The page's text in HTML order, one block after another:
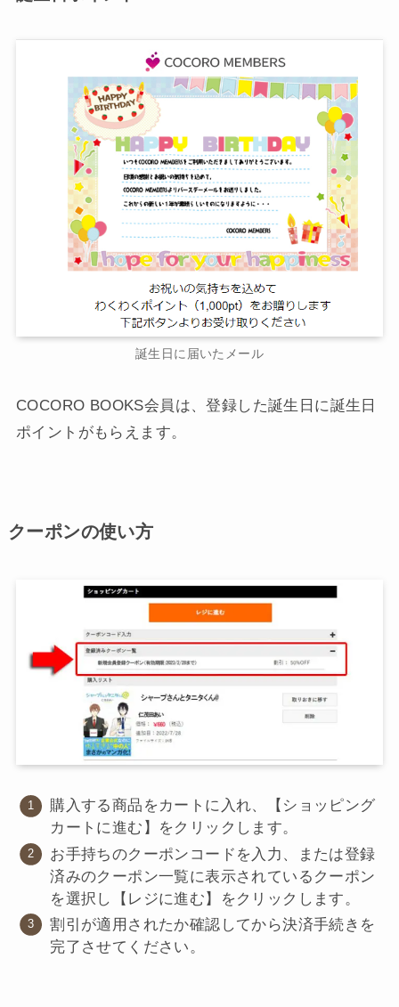
誕生日に届いたメール
COCORO BOOKS会員は、登録した誕生日に誕生日
ポイントがもらえます。
クーポンの使い方
購入する商品をカートに入れ、【ショッピング
カートに進む】をクリックします。
お手持ちのクーポンコードを入力、または登録
済みのクーポン一覧に表示されているクーポン
を選択し【レジに進む】をクリックします。
割引が適用されたか確認してから決済手続きを
完了させてください。